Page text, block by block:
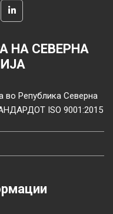
НА СЕВЕРНА
во Република Северна
ISO 9001:2015